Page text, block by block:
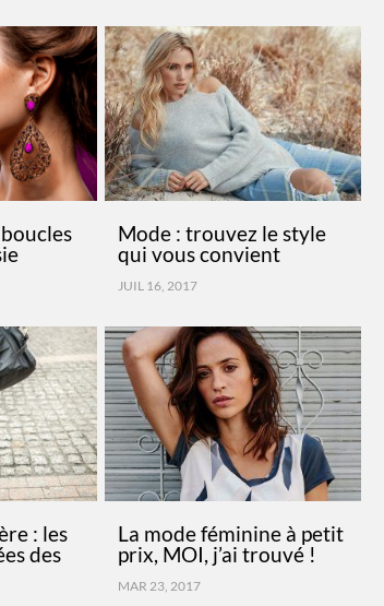
Mode : trouvez le style
qui vous convient
JUIL 16, 2017
: les
des
La mode féminine à petit
prix, MOI, j’ai trouvé !
MAR 23, 2017